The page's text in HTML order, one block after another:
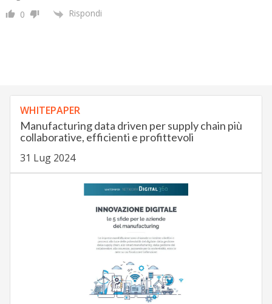
0 Rispondi
WHITEPAPER
Manufacturing data driven per supply chain più
collaborative, efficienti e profittevoli
31 Lug 2024